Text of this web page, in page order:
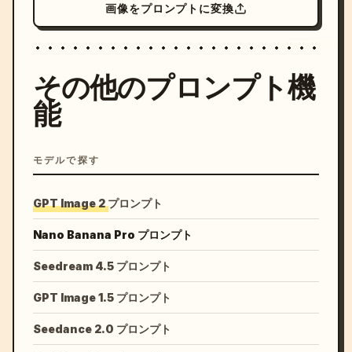
画像をプロンプトに変換
その他のプロンプト機
能
モデルで探す
GPT Image 2 プロンプト
Nano Banana Pro プロンプト
Seedream 4.5 プロンプト
GPT Image 1.5 プロンプト
Seedance 2.0 プロンプト